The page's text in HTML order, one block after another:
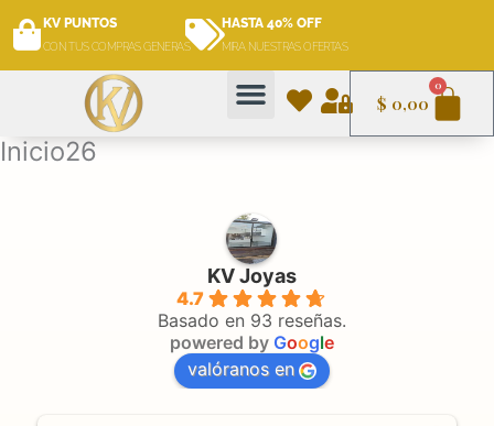
KV PUNTOS
CON TUS COMPRAS GENERAS
HASTA 40% OFF
MIRA NUESTRAS OFERTAS
$ 0,00
0
Inicio26
KV Joyas
4.7
Basado en 93 reseñas.
powered by Google
valóranos en